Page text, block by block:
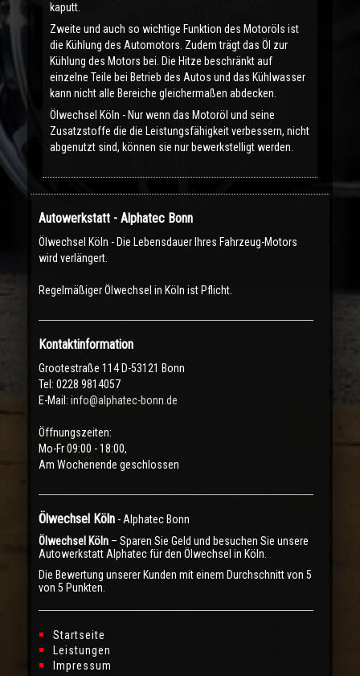
kaputt.
Zweite und auch so wichtige Funktion des Motoröls ist
die Kühlung des Automotors. Zudem trägt das Öl zur
Kühlung des Motors bei. Die Hitze beschränkt auf
einzelne Teile bei Betrieb des Autos und das Kühlwasser
kann nicht alle Bereiche gleichermaßen abdecken.
Ölwechsel Köln - Nur wenn das Motoröl und seine
Zusatzstoffe die die Leistungsfähigkeit verbessern, nicht
abgenutzt sind, können sie nur bewerkstelligt werden.
Autowerkstatt - Alphatec Bonn
Ölwechsel Köln - Die Lebensdauer Ihres Fahrzeug-Motors
wird verlängert.
Regelmäßiger Ölwechsel in Köln ist Pflicht.
Kontaktinformation
Grootestraße 114 D-53121 Bonn
Tel: 0228 9814057
E-Mail: info@alphatec-bonn.de
Öffnungszeiten:
Mo-Fr 09:00 - 18:00,
Am Wochenende geschlossen
Ölwechsel Köln- Alphatec Bonn
Ölwechsel Köln– Sparen Sie Geld und besuchen Sie unsere
Autowerkstatt Alphatec für den Ölwechsel in Köln.
Die Bewertung unserer Kunden mit einem Durchschnitt von 5
von 5 Punkten.
Startseite
Leistungen
Impressum